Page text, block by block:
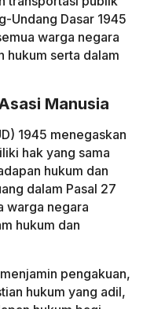
Undang Dasar 1945
warga negara
hukum serta dalam
Manusia
1945 menegaskan
hak yang sama
hukum dan
dalam Pasal 27
warga negara
hukum dan
pengakuan,
hukum yang adil,